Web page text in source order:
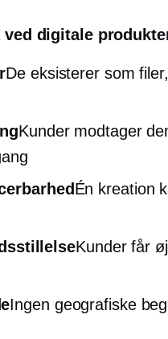
ved digitale
De eksisterer som
Kunder modtager
Én kreation
Kunder får
Ingen geografiske